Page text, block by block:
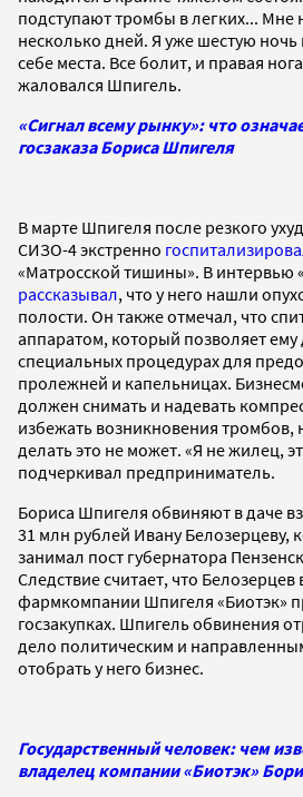
подступают тромбы в легких... Мне
несколько дней. Я уже шестую
себе места. Все болит, и правая
жаловался Шпигель.
«Сигнал всему рынку»: что
госзаказа Бориса Шпигеля
В марте Шпигеля после резкого
СИЗО-4 экстренно
«Матросской тишины». В интервью
рассказывал, что у него нашли
полости. Он также отмечал, что
аппаратом, который позволяет
специальных процедурах для
пролежней и капельницах.
должен снимать и надевать
избежать возникновения тромбов,
делать это не может. «Я не жилец,
подчеркивал предприниматель.
Бориса Шпигеля обвиняют в даче
31 млн рублей Ивану Белозерцеву,
занимал пост губернатора
Следствие считает, что
фармкомпании Шпигеля «Биотэк»
госзакупках. Шпигель обвинения
дело политическим и
отобрать у него бизнес.
Государственный человек: чем
владелец компании «Биотэк»